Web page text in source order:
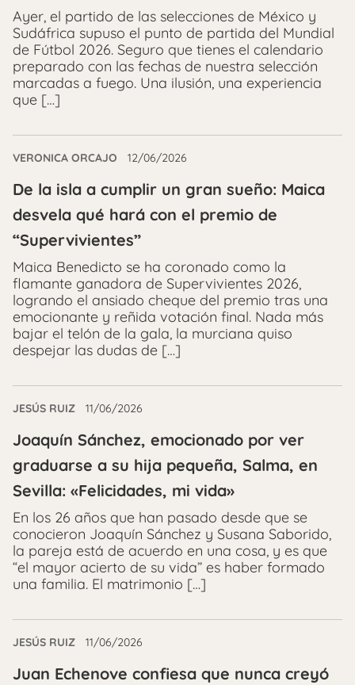
Ayer, el partido de las selecciones de México y
Sudáfrica supuso el punto de partida del Mundial
de Fútbol 2026. Seguro que tienes el calendario
preparado con las fechas de nuestra selección
marcadas a fuego. Una ilusión, una experiencia
que […]
VERONICA ORCAJO 12/06/2026
De la isla a cumplir un gran sueño: Maica
desvela qué hará con el premio de
“Supervivientes”
Maica Benedicto se ha coronado como la
flamante ganadora de Supervivientes 2026,
logrando el ansiado cheque del premio tras una
emocionante y reñida votación final. Nada más
bajar el telón de la gala, la murciana quiso
despejar las dudas de […]
JESÚS RUIZ 11/06/2026
Joaquín Sánchez, emocionado por ver
graduarse a su hija pequeña, Salma, en
Sevilla: «Felicidades, mi vida»
En los 26 años que han pasado desde que se
conocieron Joaquín Sánchez y Susana Saborido,
la pareja está de acuerdo en una cosa, y es que
“el mayor acierto de su vida” es haber formado
una familia. El matrimonio […]
JESÚS RUIZ 11/06/2026
Juan Echenove confiesa que nunca creyó